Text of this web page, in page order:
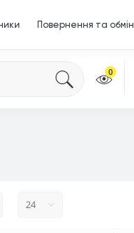
Повернення та обмін
0